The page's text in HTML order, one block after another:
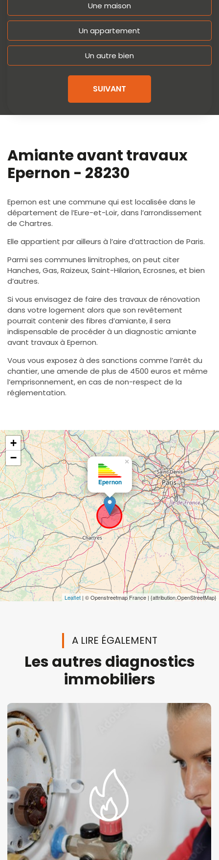
Une maison
Un appartement
Un autre bien
SUIVANT
Amiante avant travaux
Epernon - 28230
Epernon est une commune qui est localisée dans le
département de l’Eure-et-Loir, dans l’arrondissement
de Chartres.
Elle appartient par ailleurs à l’aire d’attraction de Paris.
Parmi ses communes limitrophes, on peut citer
Hanches, Gas, Raizeux, Saint-Hilarion, Ecrosnes, et bien
d’autres.
Si vous envisagez de faire des travaux de rénovation
dans votre logement alors que son revêtement
pourrait contenir des fibres d’amiante, il sera
indispensable de procéder à un diagnostic amiante
avant travaux à Epernon.
Vous vous exposez à des sanctions comme l’arrêt du
chantier, une amende de plus de 4500 euros et même
l’emprisonnement, en cas de non-respect de la
réglementation.
Epernon
×
+
−
Leaflet | © Openstreetmap France | {attribution.OpenStreetMap}
A LIRE ÉGALEMENT
Les autres diagnostics
immobiliers